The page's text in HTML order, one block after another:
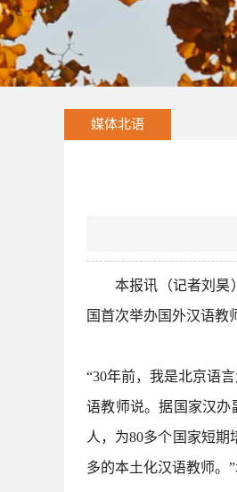
媒体北语
本报讯（记者刘昊
国首次举办国外汉语教
“30年前，我是北京语
语教师说。据国家汉办
人，为80多个国家短
多的本土化汉语教师。